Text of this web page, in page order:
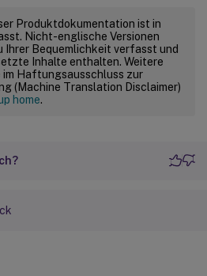
Produktdokumentation ist in
Nicht-englische Versionen
Ihrer Bequemlichkeit verfasst und
Inhalte enthalten. Weitere
im Haftungsausschluss zur
(Machine Translation Disclaimer)
home.